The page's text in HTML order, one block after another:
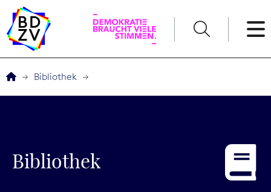
Service
Bibliothek
Bibliothek